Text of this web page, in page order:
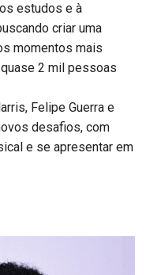
estudos e à
criar uma
momentos mais
2 mil pessoas
Felipe Guerra e
desafios, com
e se apresentar em